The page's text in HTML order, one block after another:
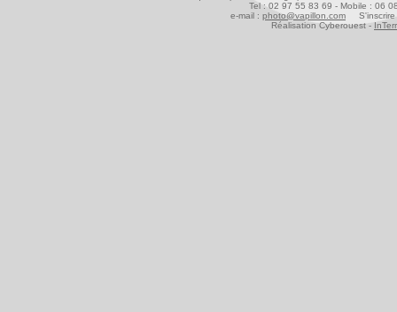
Tel : 02 97 55 83 69 - Mobile : 06
e-mail : photo@vapillon.com S'inscrire
Réalisation Cyberouest -